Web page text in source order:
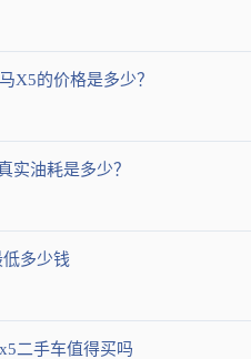
X5的价格是多少？
实油耗是多少？
多少钱
二手车值得买吗